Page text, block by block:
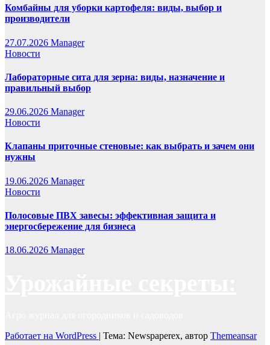
Комбайны для уборки картофеля: виды, выбор и
производители
27.07.2026 Manager
Новости
Лабораторные сита для зерна: виды, назначение и
правильный выбор
29.06.2026 Manager
Новости
Клапаны приточные стеновые: как выбрать и зачем они
нужны
19.06.2026 Manager
Новости
Полосовые ПВХ завесы: эффективная защита и
энергосбережение для бизнеса
18.06.2026 Manager
Работает на WordPress | Тема: Newspaperex, автор Themeansar